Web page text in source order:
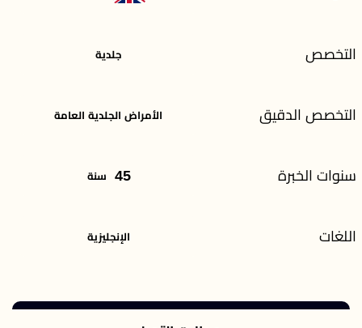
التخصص جلدية
التخصص الدقيق الأمراض الجلدية العامة
سنوات الخبرة 45 سنة
اللغات الإنجليزية